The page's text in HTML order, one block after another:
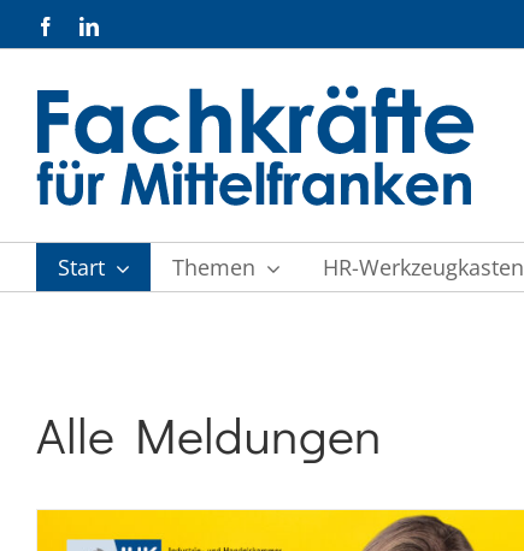
Inhalt
FacebookLinkedIn
Start Themen HR-Werkzeugkasten
Alle Meldungen